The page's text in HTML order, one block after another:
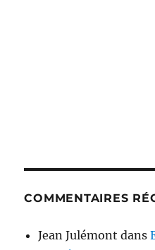
COMMENTAIRES
Jean Julémont dans